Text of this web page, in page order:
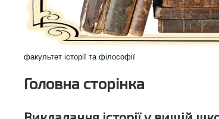
факультет історії та філософії
Головна сторінка